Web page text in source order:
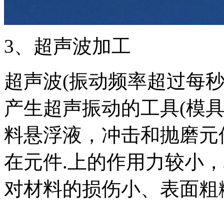
3、超声波加工
超声波(振动频率超过每
产生超声振动的工具(模
料悬浮液，冲击和抛磨
在元件.上的作用力较小
对材料的损伤小、表面